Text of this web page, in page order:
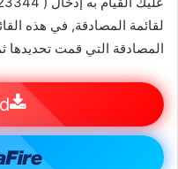
لقائمة المصادقة, في هذه
المصادقة التي قمت تحديدها